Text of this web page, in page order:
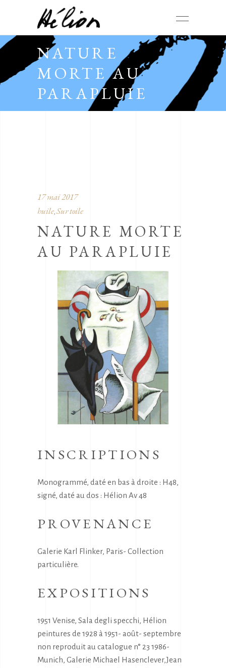
NATURE
MORTE AU
PARAPLUIE
17 mai 2017
huile, Sur toile
NATURE MORTE
AU PARAPLUIE
INSCRIPTIONS
Monogrammé, daté en bas à droite : H48,
signé, daté au dos : Hélion Av 48
PROVENANCE
Galerie Karl Flinker, Paris- Collection
particulière.
EXPOSITIONS
1951 Venise, Sala degli specchi, Hélion
peintures de 1928 à 1951- août- septembre
non reproduit au catalogue n° 23 1986-
Munich, Galerie Michael Hasenclever,Jean